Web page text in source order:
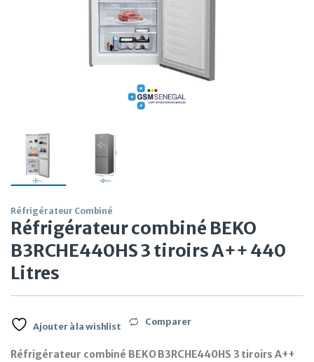
Réfrigérateur Combiné
Réfrigérateur combiné BEKO
B3RCHE440HS 3 tiroirs A++ 440
Litres
Ajouter à la wishlist Comparer
Réfrigérateur combiné BEKO B3RCHE440HS 3 tiroirs A++